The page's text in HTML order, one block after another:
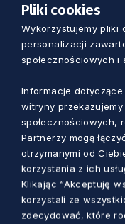
KULTURA
Migracja i
Facebooku
Dorota Kulka
Pliki cookies
Wykorzystujemy pliki
personalizacji
społecznościowych
Informacje
witryny
społecznościowych,
Partnerzy mogą
otrzymanymi od
korzystania z ich
Klikając “Akceptuję
korzystali ze
zdecydować, które